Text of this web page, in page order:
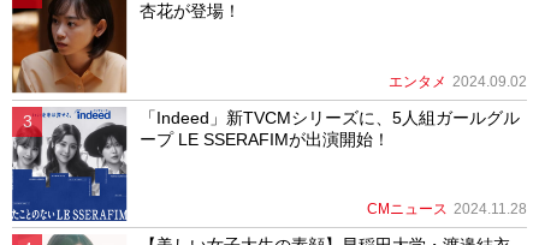
杏花が登場！
エンタメ 2024.09.02
「Indeed」新TVCMシリーズに、5人組ガールグル
ープ LE SSERAFIMが出演開始！
CMニュース 2024.11.28